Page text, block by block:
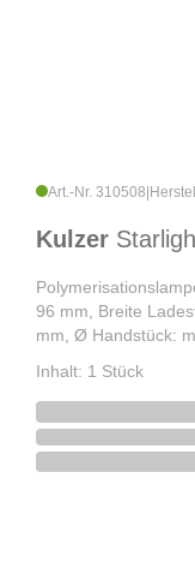
Art.-Nr. 310508
Kulzer
96 mm, Breite
mm, Ø Handstück:
Inhalt: 1 Stück